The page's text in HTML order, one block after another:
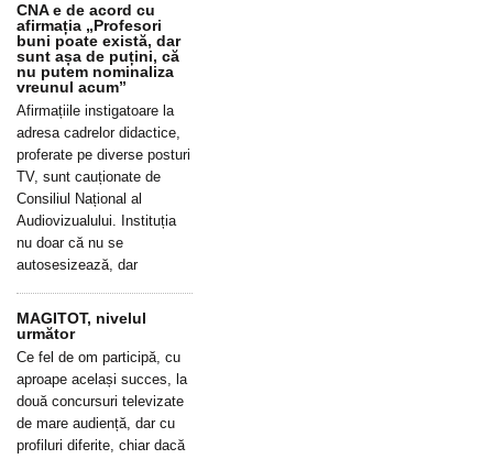
CNA e de acord cu
afirmația „Profesori
buni poate există, dar
sunt așa de puțini, că
nu putem nominaliza
vreunul acum”
Afirmațiile instigatoare la
adresa cadrelor didactice,
proferate pe diverse posturi
TV, sunt cauționate de
Consiliul Național al
Audiovizualului. Instituția
nu doar că nu se
autosesizează, dar
MAGITOT, nivelul
următor
Ce fel de om participă, cu
aproape același succes, la
două concursuri televizate
de mare audiență, dar cu
profiluri diferite, chiar dacă